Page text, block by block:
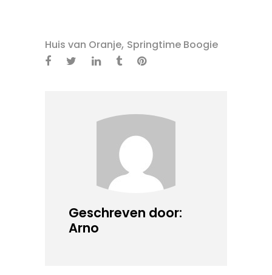
Huis van Oranje, Springtime Boogie
Geschreven door:
Arno